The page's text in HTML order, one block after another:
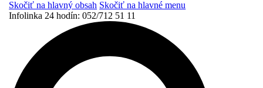
Skočiť na hlavný obsah Skočiť na hlavné menu
Infolinka 24 hodín: 052/712 51 11